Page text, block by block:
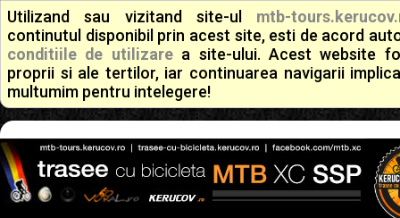
Utilizand sau vizitand site-ul mtb-
continutul disponibil prin acest site, esti de acord
conditiile de utilizarea site-ului. Acest website
proprii si ale tertilor, iar continuarea navigarii
multumim pentru intelegere!